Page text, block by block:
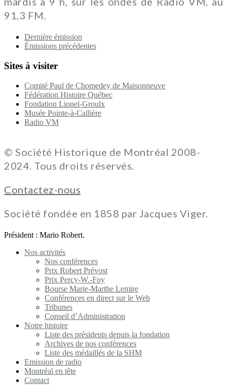
91,3 FM.
Dernière émission
Émissions précédentes
Sites à visiter
Comité Paul de Chomedey de Maisonneuve
Fédération Histoire Québec
Fondation Lionel-Groulx
Musée Pointe-à-Callière
Radio VM
© Société Historique de Montréal 2008-
2024. Tous droits réservés.
Contactez-nous
Société fondée en 1858 par Jacques Viger.
Président : Mario Robert.
Nos activités
Nos conférences
Prix Robert Prévost
Prix Percy-W.-Foy
Bourse Marie-Marthe Lemire
Conférences en direct sur le Web
Tribunes
Conseil d’Administration
Notre histoire
Liste des présidents depuis la fondation
Archives de nos conférences
Liste des médaillés de la SHM
Emission de radio
Montréal en tête
Contact